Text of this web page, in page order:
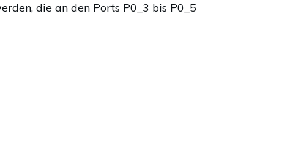
die an den Ports P0_3 bis P0_5